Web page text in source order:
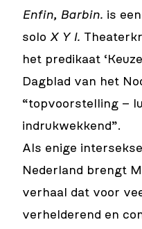
Enfin, Barbin. is
solo X Y I.
het predikaat
Dagblad van het
“topvoorstelling –
indrukwekkend”.
Als enige
Nederland brengt
verhaal dat voor
verhelderend en